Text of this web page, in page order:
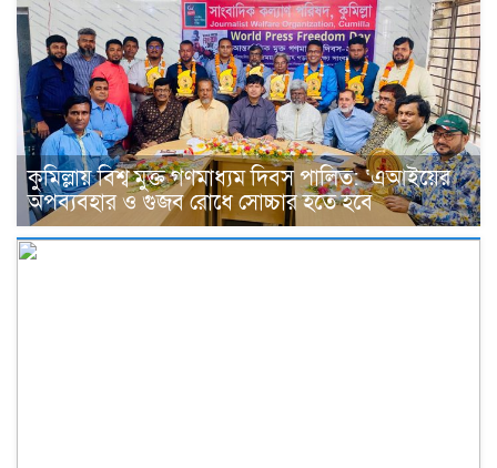
কুমিল্লায় বিশ্ব মুক্ত গণমাধ্যম দিবস পালিত: ‘এআইয়ের
অপব্যবহার ও গুজব রোধে সোচ্চার হতে হবে